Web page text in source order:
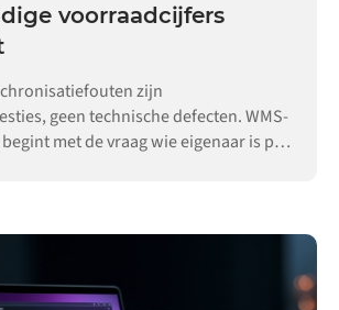
voorraadcijfers
zijn
geen technische defecten. WMS-
met de vraag wie eigenaar is per